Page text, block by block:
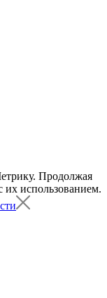
Продолжая
их использованием.